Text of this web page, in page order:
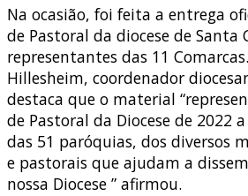
Na ocasião, foi feita a entrega
de Pastoral da diocese de Santa
representantes das 11
Hillesheim, coordenador
destaca que o material
de Pastoral da Diocese de 2022
das 51 paróquias, dos diversos
e pastorais que ajudam a
nossa Diocese ” afirmou.